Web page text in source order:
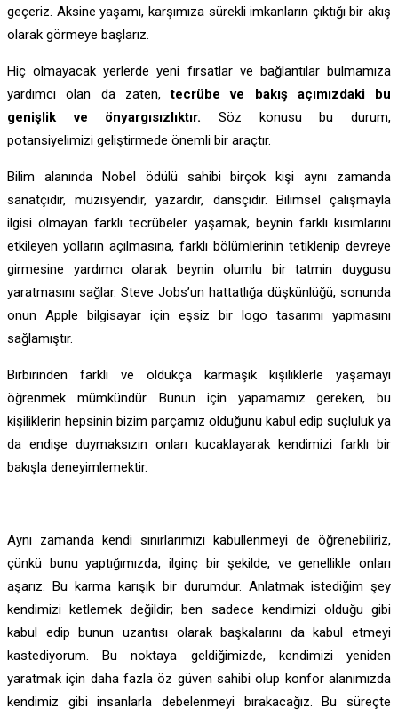
geçeriz. Aksine yaşamı, karşımıza sürekli imkanların çıktığı bir akış
olarak görmeye başlarız.
Hiç olmayacak yerlerde yeni fırsatlar ve bağlantılar bulmamıza
yardımcı olan da zaten,tecrübe ve bakış açımızdaki bu
genişlik ve önyargısızlıktır. Söz konusu bu durum,
potansiyelimizi geliştirmede önemli bir araçtır.
Bilim alanında Nobel ödülü sahibi birçok kişi aynı zamanda
sanatçıdır, müzisyendir, yazardır, dansçıdır. Bilimsel çalışmayla
ilgisi olmayan farklı tecrübeler yaşamak, beynin farklı kısımlarını
etkileyen yolların açılmasına, farklı bölümlerinin tetiklenip devreye
girmesine yardımcı olarak beynin olumlu bir tatmin duygusu
yaratmasını sağlar. Steve Jobs’un hattatlığa düşkünlüğü, sonunda
onun Apple bilgisayar için eşsiz bir logo tasarımı yapmasını
sağlamıştır.
Birbirinden farklı ve oldukça karmaşık kişiliklerle yaşamayı
öğrenmek mümkündür. Bunun için yapamamız gereken, bu
kişiliklerin hepsinin bizim parçamız olduğunu kabul edip suçluluk ya
da endişe duymaksızın onları kucaklayarak kendimizi farklı bir
bakışla deneyimlemektir.
Aynı zamanda kendi sınırlarımızı kabullenmeyi de öğrenebiliriz,
çünkü bunu yaptığımızda, ilginç bir şekilde, ve genellikle onları
aşarız. Bu karma karışık bir durumdur. Anlatmak istediğim şey
kendimizi ketlemek değildir; ben sadece kendimizi olduğu gibi
kabul edip bunun uzantısı olarak başkalarını da kabul etmeyi
kastediyorum. Bu noktaya geldiğimizde, kendimizi yeniden
yaratmak için daha fazla öz güven sahibi olup konfor alanımızda
kendimiz gibi insanlarla debelenmeyi bırakacağız. Bu süreçte